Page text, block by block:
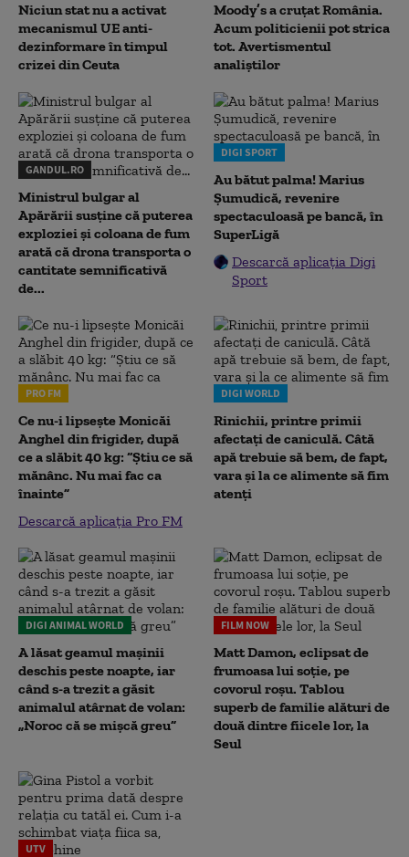
Niciun stat nu a activat
mecanismul UE anti-
dezinformare în timpul
crizei din Ceuta
Moody’s a cruțat România.
Acum politicienii pot strica
tot. Avertismentul
analiștilor
GANDUL.RO
Ministrul bulgar al
Apărării susține că puterea
exploziei și coloana de fum
arată că drona transporta o
cantitate semnificativă
de...
DIGI SPORT
Au bătut palma! Marius
Șumudică, revenire
spectaculoasă pe bancă, în
SuperLigă
Descarcă aplicația Digi
Sport
PRO FM
Ce nu-i lipsește Monicăi
Anghel din frigider, după
ce a slăbit 40 kg: “Știu ce să
mănânc. Nu mai fac ca
înainte”
Descarcă aplicația Pro FM
DIGI WORLD
Rinichii, printre primii
afectați de caniculă. Câtă
apă trebuie să bem, de fapt,
vara și la ce alimente să fim
atenți
DIGI ANIMAL WORLD
A lăsat geamul mașinii
deschis peste noapte, iar
când s-a trezit a găsit
animalul atârnat de volan:
„Noroc că se mișcă greu”
FILM NOW
Matt Damon, eclipsat de
frumoasa lui soție, pe
covorul roșu. Tablou
superb de familie alături de
două dintre fiicele lor, la
Seul
UTV